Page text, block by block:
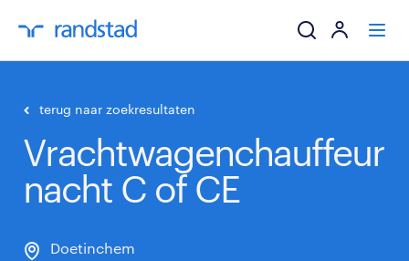
werkgevers
terug naar zoekresultaten
Vrachtwagenchauffeur
nacht C of CE
Doetinchem